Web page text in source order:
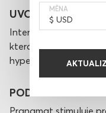
MĚNA
UVOLNĚNÍ
Intenzivní tlak hrotů
která "rozpouští"
hypertonických
PODPORA
Pranamat stimuluje